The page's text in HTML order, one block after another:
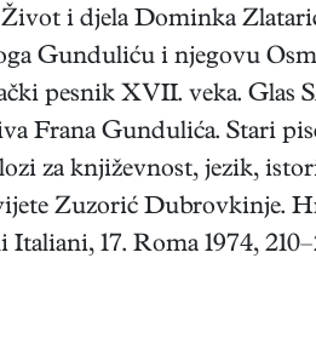
Život i djela Dominka
Gunduliću i njegovu
pesnik XVII. veka. Glas
Frana Gundulića. Stari
za književnost, jezik,
Zuzorić Dubrovkinje.
17. Roma 1974,